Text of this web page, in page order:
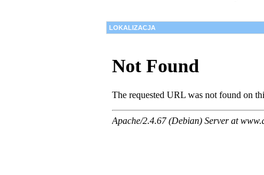
LOKALIZACJA